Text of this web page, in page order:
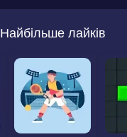
Найбільше лайків